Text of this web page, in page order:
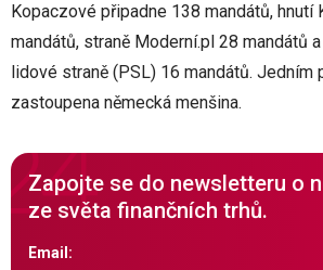
Kopaczové připadne 138 mandátů, hnutí
mandátů, straně Moderní.pl 28 mandátů
lidové straně (PSL) 16 mandátů. Jedním
zastoupena německá menšina.
Zapojte se do newsletteru o
ze světa finančních trhů.
Email: